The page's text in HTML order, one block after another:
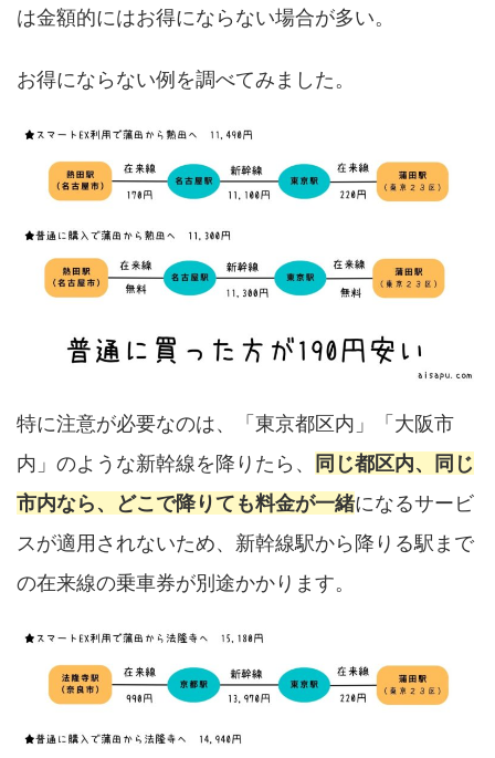
は金額的にはお得にならない場合が多い。
お得にならない例を調べてみました。
特に注意が必要なのは、「東京都区内」「大阪市
内」のような新幹線を降りたら、 同じ都区内、同じ
市内なら、どこで降りても料金が一緒になるサービ
スが適用されないため、新幹線駅から降りる駅まで
の在来線の乗車券が別途かかります。